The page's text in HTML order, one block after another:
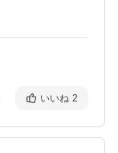
いいね 2